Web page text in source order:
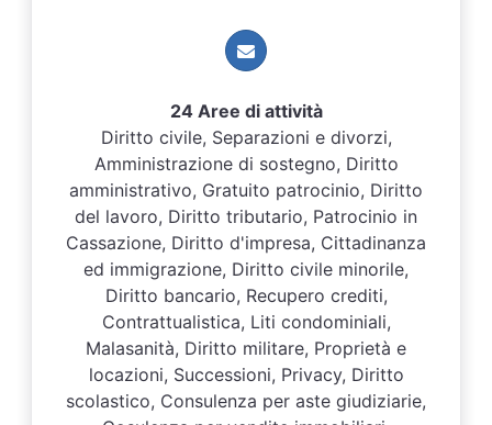
24 Aree di attività
Diritto civile, Separazioni e divorzi,
Amministrazione di sostegno, Diritto
amministrativo, Gratuito patrocinio, Diritto
del lavoro, Diritto tributario, Patrocinio in
Cassazione, Diritto d'impresa, Cittadinanza
ed immigrazione, Diritto civile minorile,
Diritto bancario, Recupero crediti,
Contrattualistica, Liti condominiali,
Malasanità, Diritto militare, Proprietà e
locazioni, Successioni, Privacy, Diritto
scolastico, Consulenza per aste giudiziarie,